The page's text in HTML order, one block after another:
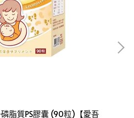
脂質PS膠囊 (90粒)【愛吾